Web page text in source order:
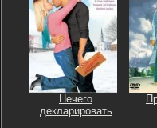
Нечего
декларировать